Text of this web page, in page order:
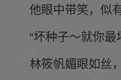
他眼中带笑，似
“坏种子～就你最
林筱帆媚眼如丝